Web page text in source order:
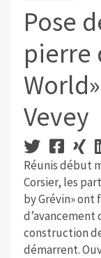
Pose
pierre
Vevey
Réunis début
Corsier, les
by Grévin» ont
construction
démarrent.